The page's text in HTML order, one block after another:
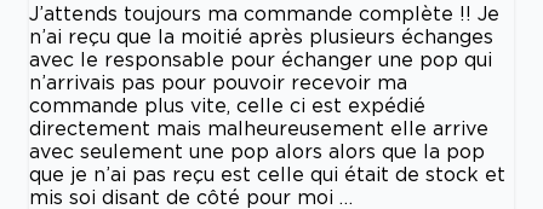
J’attends toujours ma commande complète !! Je
n’ai reçu que la moitié après plusieurs échanges
avec le responsable pour échanger une pop qui
n’arrivais pas pour pouvoir recevoir ma
commande plus vite, celle ci est expédié
directement mais malheureusement elle arrive
avec seulement une pop alors alors que la pop
que je n’ai pas reçu est celle qui était de stock et
mis soi disant de côté pour moi …